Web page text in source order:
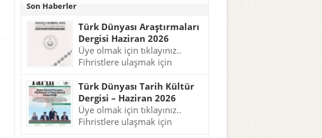
Son Haberler
Türk Dünyası Araştırmaları
Dergisi Haziran 2026
Üye olmak için tıklayınız..
Fihristlere ulaşmak için
Türk Dünyası Tarih Kültür
Dergisi – Haziran 2026
Üye olmak için tıklayınız..
Fihristlere ulaşmak için